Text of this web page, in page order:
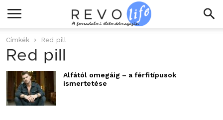
Címkék Red pill
Red pill
Alfától omegáig – a férfitípusok
ismertetése